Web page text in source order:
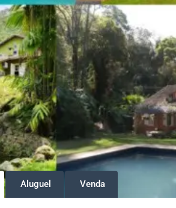
Aluguel Venda